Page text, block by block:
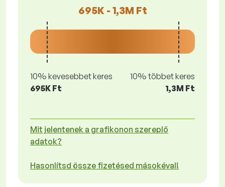
695K - 1,3M Ft
10% kevesebbet keres
695K Ft
10% többet keres
1,3M Ft
Mit jelentenek a grafikonon szereplő
adatok?
Hasonlítsd össze fizetésed másokéval!